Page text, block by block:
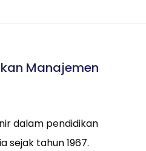
Manajemen
dalam pendidikan
sejak tahun 1967.